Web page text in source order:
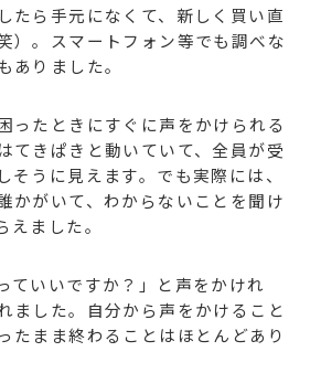
たら手元になくて、新しく買い直
）。スマートフォン等でも調べな
ありました。
ったときにすぐに声をかけられる
てきぱきと動いていて、全員が受
そうに見えます。でも実際には、
かがいて、わからないことを聞け
えました。
ていいですか？」と声をかけれ
ました。自分から声をかけること
たまま終わることはほとんどあり